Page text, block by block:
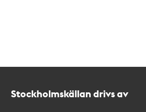
Stockholmskällan drivs av